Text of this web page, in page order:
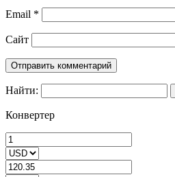
Email *
Сайт
Найти:
Конвертер